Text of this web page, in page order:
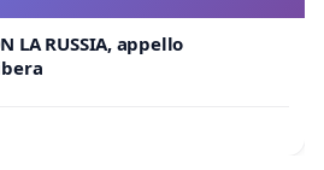
LA RUSSIA, appello